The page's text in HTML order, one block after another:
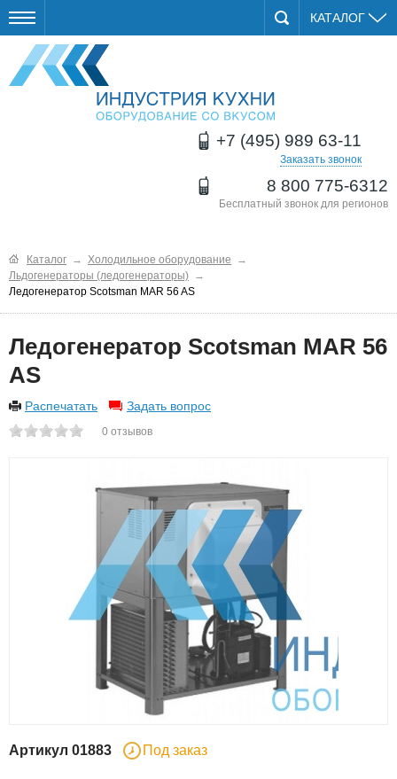
КАТАЛОГ
+7 (495) 989 63-11
Заказать звонок
8 800 775-6312
Бесплатный звонок для регионов
Каталог → Холодильное оборудование
→
Льдогенераторы (ледогенераторы) →
Ледогенератор Scotsman MAR 56 AS
Ледогенератор Scotsman MAR 56
AS
Распечатать Задать вопрос
0 отзывов
Артикул 01883 Под заказ